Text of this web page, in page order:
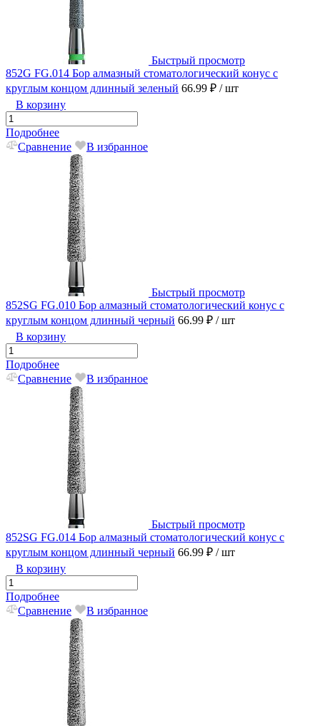
Быстрый просмотр
852G FG.014 Бор алмазный стоматологический конус с
круглым концом длинный зеленый 66.99 ₽ / шт
В корзину
Подробнее
Сравнение
В избранное
Быстрый просмотр
852SG FG.010 Бор алмазный стоматологический конус с
круглым концом длинный черный 66.99 ₽ / шт
В корзину
Подробнее
Сравнение
В избранное
Быстрый просмотр
852SG FG.014 Бор алмазный стоматологический конус с
круглым концом длинный черный 66.99 ₽ / шт
В корзину
Подробнее
Сравнение
В избранное